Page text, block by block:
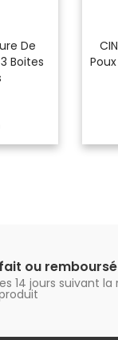
De
Boites
ou remboursé
14 jours suivant